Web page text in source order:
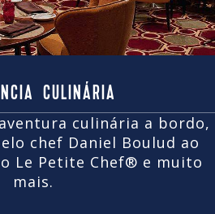
CULINÁRIA
culinária a bordo,
chef Daniel Boulud ao
Le Petite Chef® e muito
mais.